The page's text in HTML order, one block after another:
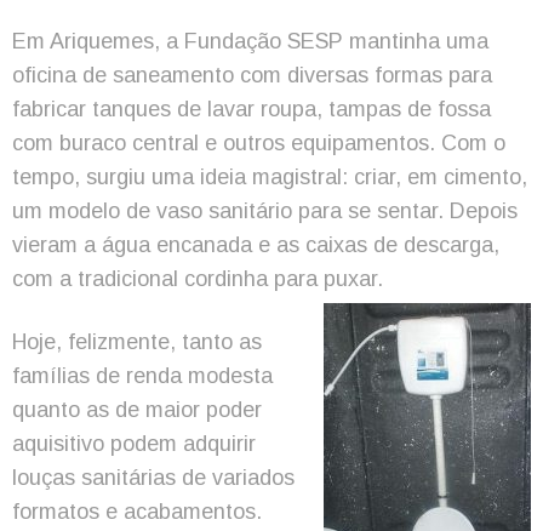
Em Ariquemes, a Fundação SESP mantinha uma
oficina de saneamento com diversas formas para
fabricar tanques de lavar roupa, tampas de fossa
com buraco central e outros equipamentos. Com o
tempo, surgiu uma ideia magistral: criar, em cimento,
um modelo de vaso sanitário para se sentar. Depois
vieram a água encanada e as caixas de descarga,
com a tradicional cordinha para puxar.
Hoje, felizmente, tanto as
famílias de renda modesta
quanto as de maior poder
aquisitivo podem adquirir
louças sanitárias de variados
formatos e acabamentos.